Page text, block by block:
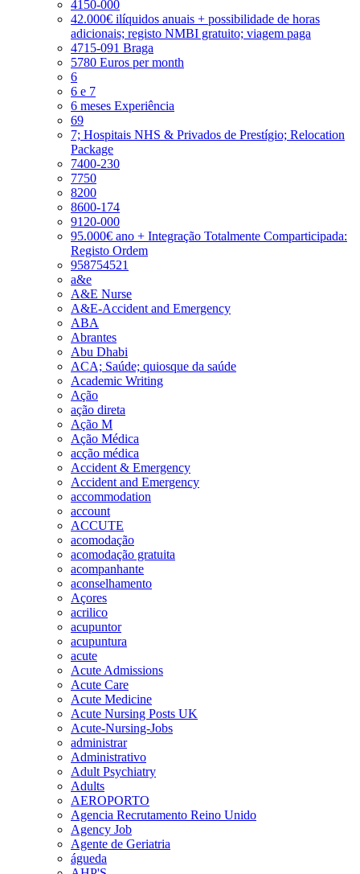
4150-000
42.000€ ilíquidos anuais + possibilidade de horas
adicionais; registo NMBI gratuito; viagem paga
4715-091 Braga
5780 Euros per month
6
6 e 7
6 meses Experiência
69
7; Hospitais NHS & Privados de Prestígio; Relocation
Package
7400-230
7750
8200
8600-174
9120-000
95.000€ ano + Integração Totalmente Comparticipada:
Registo Ordem
958754521
a&e
A&E Nurse
A&E-Accident and Emergency
ABA
Abrantes
Abu Dhabi
ACA; Saúde; quiosque da saúde
Academic Writing
Ação
ação direta
Ação M
Ação Médica
acção médica
Accident & Emergency
Accident and Emergency
accommodation
account
ACCUTE
acomodação
acomodação gratuita
acompanhante
aconselhamento
Açores
acrilico
acupuntor
acupuntura
acute
Acute Admissions
Acute Care
Acute Medicine
Acute Nursing Posts UK
Acute-Nursing-Jobs
administrar
Administrativo
Adult Psychiatry
Adults
AEROPORTO
Agencia Recrutamento Reino Unido
Agency Job
Agente de Geriatria
águeda